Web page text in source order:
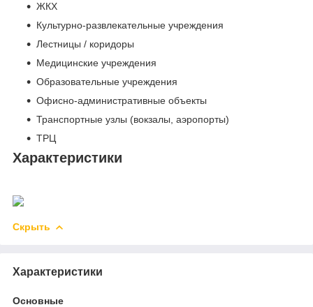
ЖКХ
Культурно-развлекательные учреждения
Лестницы / коридоры
Медицинские учреждения
Образовательные учреждения
Офисно-административные объекты
Транспортные узлы (вокзалы, аэропорты)
ТРЦ
Характеристики
Скрыть
Характеристики
Основные